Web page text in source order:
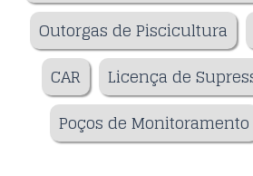
Outorgas de Piscicultura
CAR
Licença de
Poços de Monitoramento